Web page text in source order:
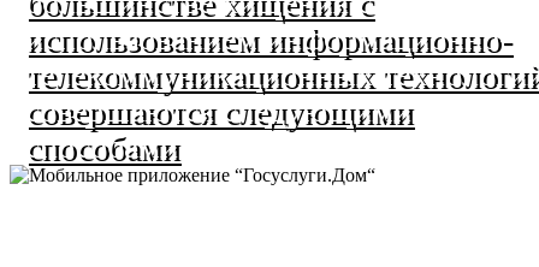
использованием информационно-
телекоммуникационных
совершаются следующими
способами